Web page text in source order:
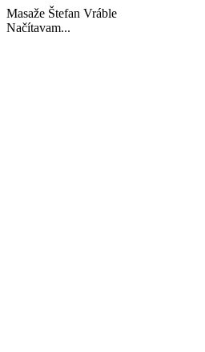
Masaže Štefan Vráble
Načítavam...